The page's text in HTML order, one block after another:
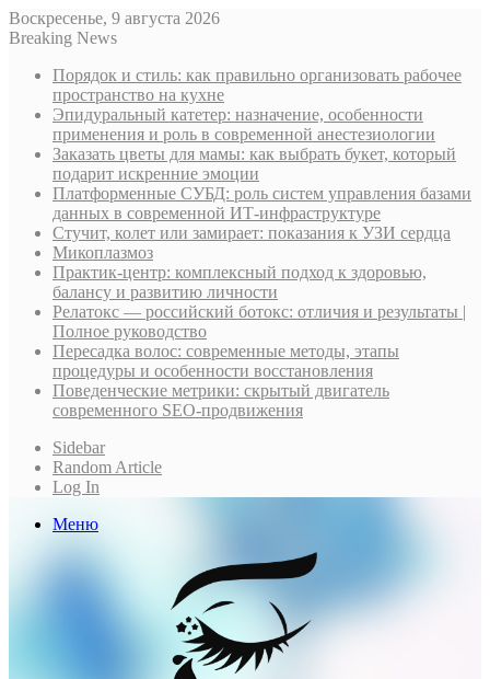
Воскресенье, 9 августа 2026
Breaking News
Порядок и стиль: как правильно организовать рабочее
пространство на кухне
Эпидуральный катетер: назначение, особенности
применения и роль в современной анестезиологии
Заказать цветы для мамы: как выбрать букет, который
подарит искренние эмоции
Платформенные СУБД: роль систем управления базами
данных в современной ИТ-инфраструктуре
Стучит, колет или замирает: показания к УЗИ сердца
Микоплазмоз
Практик-центр: комплексный подход к здоровью,
балансу и развитию личности
Релатокс — российский ботокс: отличия и результаты |
Полное руководство
Пересадка волос: современные методы, этапы
процедуры и особенности восстановления
Поведенческие метрики: скрытый двигатель
современного SEO-продвижения
Sidebar
Random Article
Log In
Меню